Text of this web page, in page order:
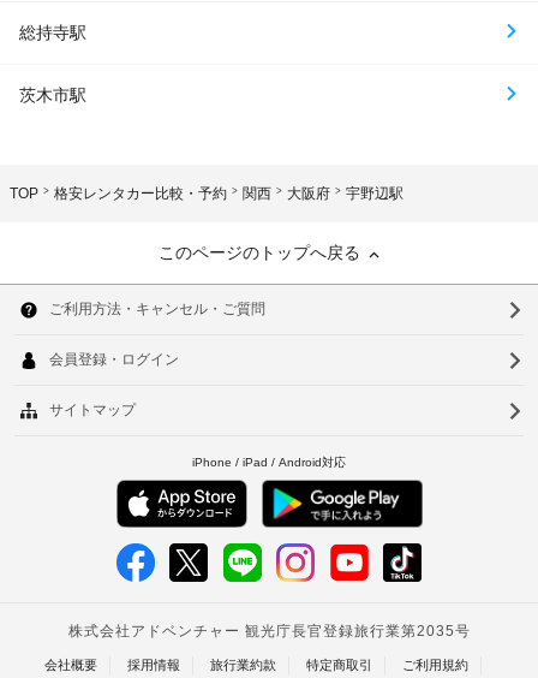
総持寺駅
茨木市駅
TOP 格安レンタカー比較・予約 関西 大阪府 宇野辺駅
このページのトップへ戻る